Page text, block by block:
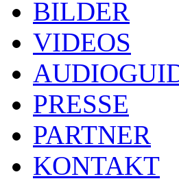
BILDER
VIDEOS
PRESSE
PARTNER
KONTAKT